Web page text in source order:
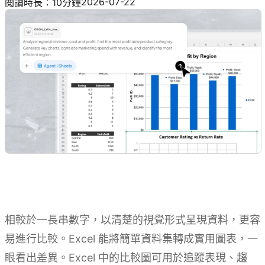
閱讀時長：10分鐘
相較於一長串數字，以清楚的視覺形式呈現資料，更容
易進行比較。Excel 能將簡單資料集轉成實用圖表，一
眼看出差異。Excel 中的比較圖可用於追蹤表現、趨